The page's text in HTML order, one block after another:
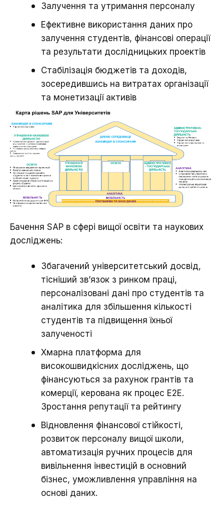
Залучення та утримання персоналу
Ефективне використання даних про
залучення студентів, фінансові операції
та результати дослідницьких проектів
Стабілізація бюджетів та доходів,
зосередившись на витратах організації
та монетизації активів
Бачення SAP в сфері вищої освіти та наукових
досліджень:
Збагачений університетський досвід,
тісніший зв’язок з ринком праці,
персоналізовані дані про студентів та
аналітика для збільшення кількості
студентів та підвищення їхньої
залученості
Хмарна платформа для
високошвидкісних досліджень, що
фінансуються за рахунок грантів та
комерції, керована як процес E2E.
Зростання репутації та рейтингу
Відновлення фінансової стійкості,
розвиток персоналу вищої школи,
автоматизація ручних процесів для
вивільнення інвестицій в основний
бізнес, уможливлення управління на
основі даних.